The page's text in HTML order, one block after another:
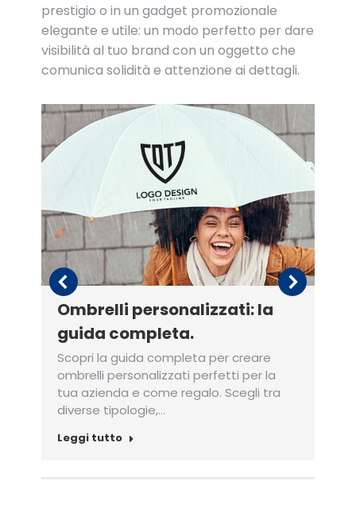
prestigio o in un gadget promozionale
elegante e utile: un modo perfetto per dare
visibilità al tuo brand con un oggetto che
comunica solidità e attenzione ai dettagli.
Ombrelli personalizzati: la
guida completa.
Scopri la guida completa per creare
ombrelli personalizzati perfetti per la
tua azienda e come regalo. Scegli tra
diverse tipologie,…
Leggi tutto